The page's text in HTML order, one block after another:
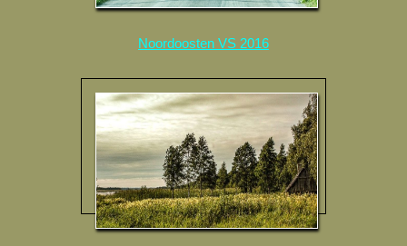
Noordoosten VS 2016